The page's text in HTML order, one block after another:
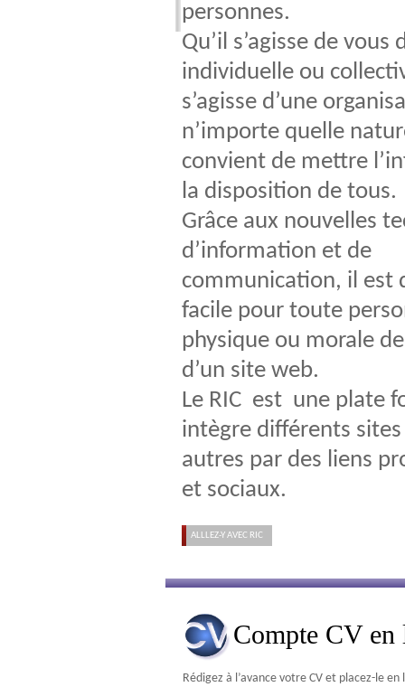
personnes.
Qu’il s’agisse de vous
individuelle ou
s’agisse d’une
n’importe quelle
convient de mettre
la disposition de tous.
Grâce aux nouvelles
d’information et de
communication, il est
facile pour toute
physique ou morale
d’un site web.
Le RIC est une plate
intègre différents
autres par des liens
et sociaux.
ALLLEZ-Y AVEC RIC
Compte CV en
Rédigez à l’avance votre CV et placez-le